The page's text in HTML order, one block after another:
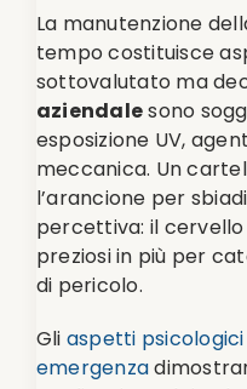
La manutenzione
tempo costituisce
sottovalutato ma
aziendalesono
esposizione UV,
meccanica. Un
l’arancione per
percettiva: il
preziosi in più per
di pericolo.
Gli aspetti
emergenza